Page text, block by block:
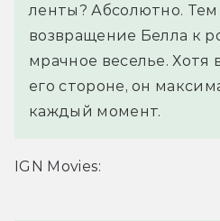
ленты? Абсолютно.
возвращение Белла к
мрачное веселье. Хотя
его стороне, он
каждый момент.
IGN Movies: